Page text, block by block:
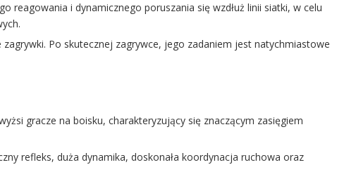
reagowania i dynamicznego poruszania się wzdłuż linii siatki, w celu
Po skutecznej zagrywce, jego zadaniem jest natychmiastowe
gracze na boisku, charakteryzujący się znaczącym zasięgiem
refleks, duża dynamika, doskonała koordynacja ruchowa oraz